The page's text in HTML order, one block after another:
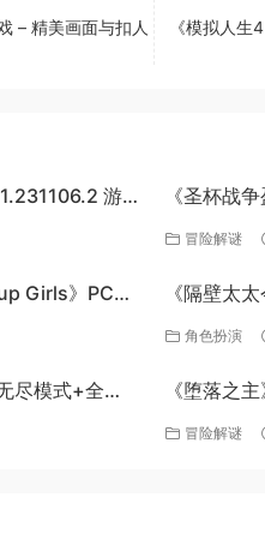
– 精美画面与扣人
《模拟人
游戏
《圣杯战
单机游戏下
冒险解谜
Girls》PC单
《隔壁太
角色扮演
尽模式+全
《堕落之
下载冒险解谜